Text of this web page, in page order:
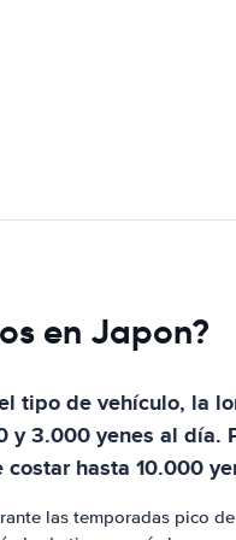
en Japon?
tipo de vehículo, la
3.000 yenes al
hasta 10.000
las temporadas pico